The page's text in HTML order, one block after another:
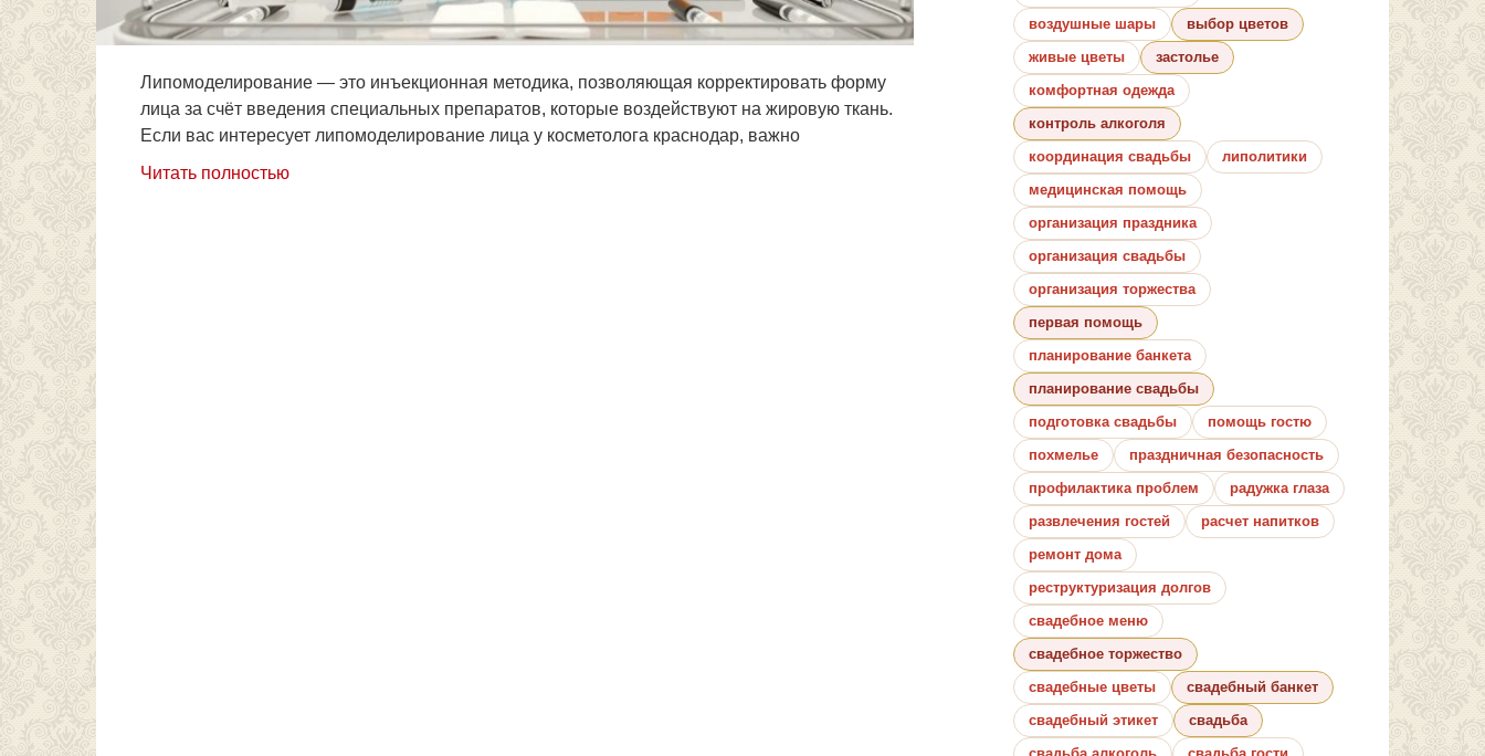
Липомоделирование — это инъекционная методика, позволяющая корректировать форму
лица за счёт введения специальных препаратов, которые воздействуют на жировую ткань.
Если вас интересует липомоделирование лица у косметолога краснодар, важно
Читать полностью
воздушные шары
выбор цветов
живые цветы
застолье
комфортная одежда
контроль алкоголя
координация свадьбы
липолитики
медицинская помощь
организация праздника
организация свадьбы
организация торжества
первая помощь
планирование банкета
планирование свадьбы
подготовка свадьбы
помощь гостю
похмелье
праздничная безопасность
профилактика проблем
радужка глаза
развлечения гостей
расчет напитков
ремонт дома
реструктуризация долгов
свадебное меню
свадебное торжество
свадебные цветы
свадебный банкет
свадебный этикет
свадьба